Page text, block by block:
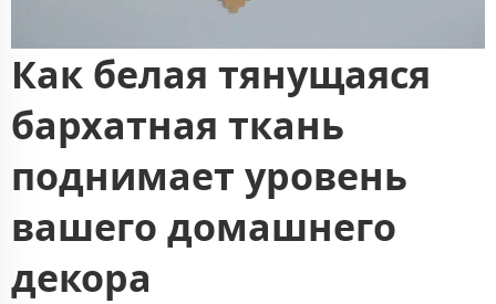
Как белая тянущаяся
бархатная ткань
поднимает уровень
вашего домашнего
декора